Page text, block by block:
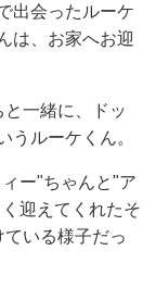
出会ったルーケ
は、お家へお迎
一緒に、ドッ
うルーケくん。
ー"ちゃんと"ア
迎えてくれたそ
いる様子だっ